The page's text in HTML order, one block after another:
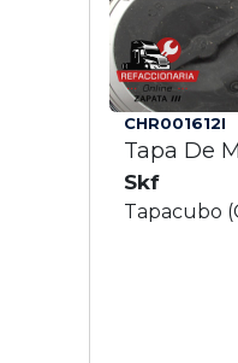
CHR001612I
Tapa De
Skf
Tapacubo